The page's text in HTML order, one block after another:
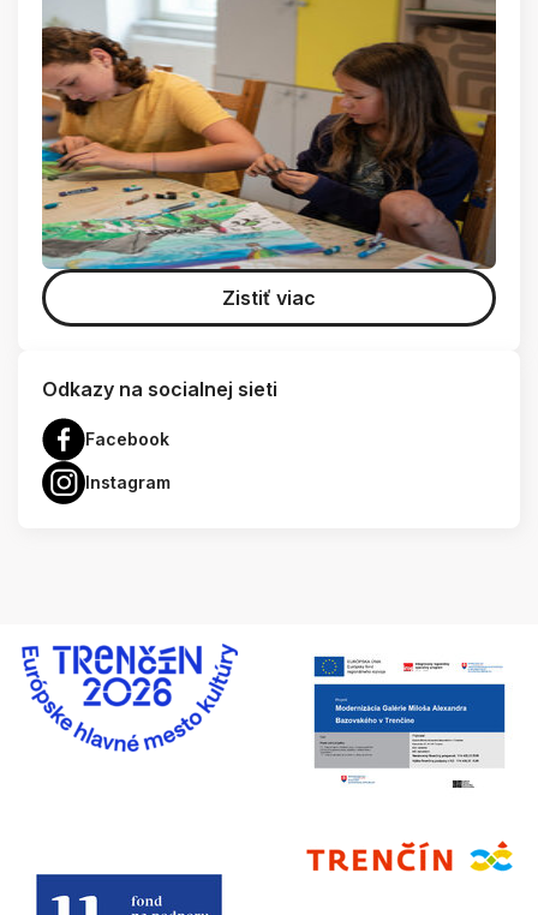
Zistiť viac
Odkazy na socialnej sieti
Facebook
Instagram